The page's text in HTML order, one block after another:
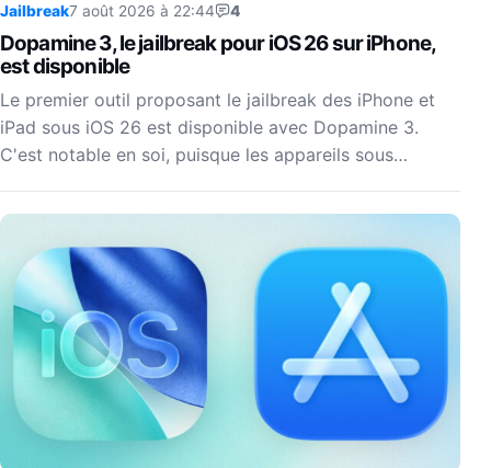
Jailbreak7 août 2026 à 22:44 4
Dopamine 3, le jailbreak pour iOS 26 sur iPhone,
est disponible
Le premier outil proposant le jailbreak des iPhone et
iPad sous iOS 26 est disponible avec Dopamine 3.
C'est notable en soi, puisque les appareils sous…